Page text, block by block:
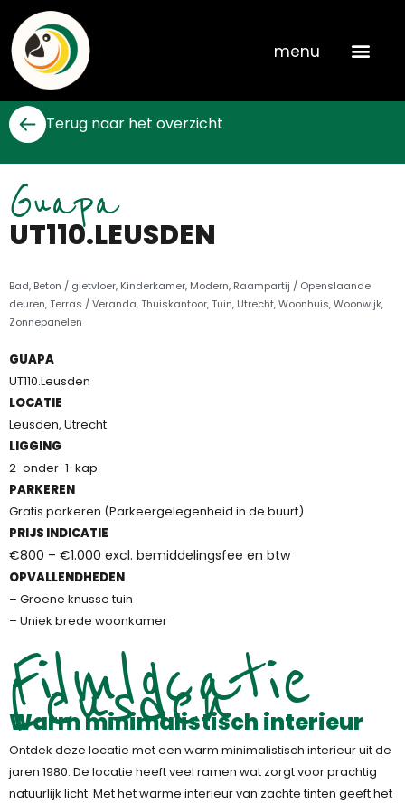
content
menu
Terug naar het overzicht
Guapa
UT110.LEUSDEN
Bad, Beton / gietvloer, Kinderkamer, Modern, Raampartij / Openslaande
deuren,Terras / Veranda,Thuiskantoor,Tuin, Utrecht,Woonhuis,Woonwijk,
Zonnepanelen
GUAPA
UT110.Leusden
LOCATIE
Leusden, Utrecht
LIGGING
2-onder-1-kap
PARKEREN
Gratis parkeren (Parkeergelegenheid in de buurt)
PRIJS INDICATIE
€800 – €1.000 excl. bemiddelingsfee en btw
OPVALLENDHEDEN
– Groene knusse tuin
– Uniek brede woonkamer
Filmlocatie
Leusden
Warm minimalistisch interieur
Ontdek deze locatie met een warm minimalistisch interieur uit de
jaren 1980. De locatie heeft veel ramen wat zorgt voor prachtig
natuurlijk licht. Met het warme interieur van zachte tinten geeft het